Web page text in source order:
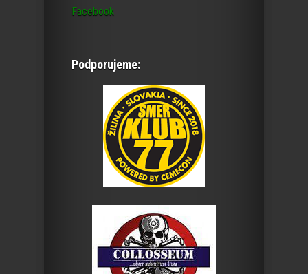
Facebook
Podporujeme: